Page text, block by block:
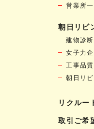
営業所
朝日リビ
建物診
女子力
工事品質
朝日リ
リクルー
取引ご希